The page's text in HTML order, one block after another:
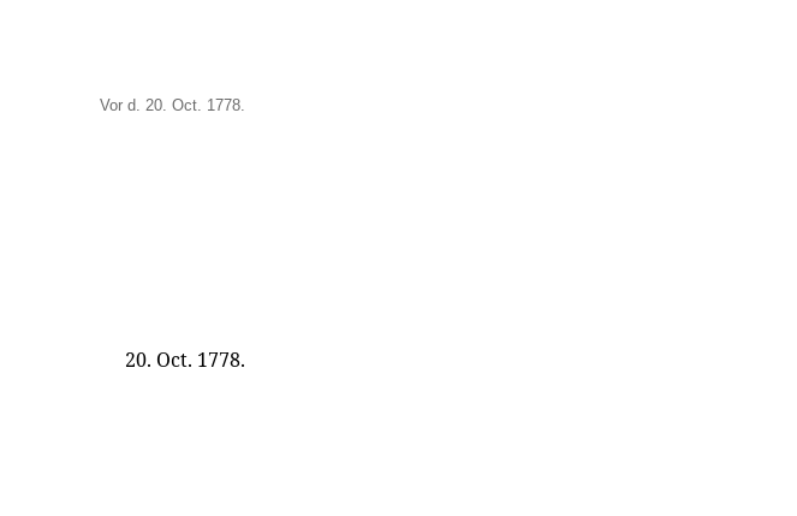
Vor d. 20. Oct. 1778.
20. Oct. 1778.